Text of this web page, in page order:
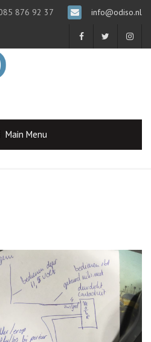
876 92 37 info@odiso.nl
Main Menu